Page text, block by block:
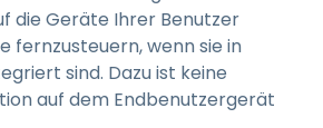
die Geräte Ihrer Benutzer
fernzusteuern, wenn sie in
sind. Dazu ist keine
auf dem Endbenutzergerät